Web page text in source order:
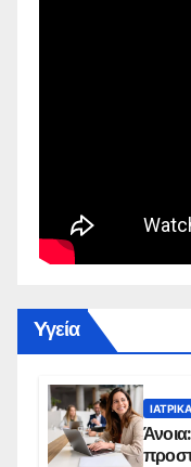
Yγεία
ΙΑΤΡΙΚΆ